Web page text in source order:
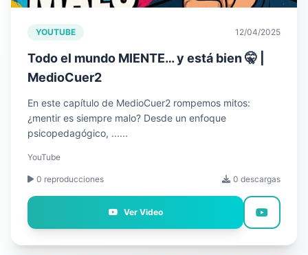
YOUTUBE 12/04/2025
Todo el mundo MIENTE… y está bien 🤫 |
MedioCuer2
En este capítulo de MedioCuer2 rompemos mitos:
¿mentir es siempre malo? Desde un enfoque
psicopedagógico, ......
YouTube
0 reproducciones 0 descargas
Ver Video